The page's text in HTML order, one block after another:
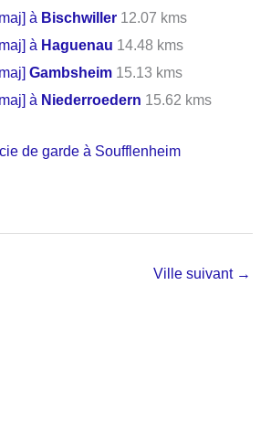
à Bischwiller 12.07 kms
à Haguenau 14.48 kms
Gambsheim 15.13 kms
à Niederroedern 15.62 kms
de garde à Soufflenheim
Ville suivant →